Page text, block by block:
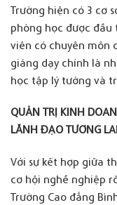
Trường hiện có 3 cơ
phòng học được
viên có chuyên môn
giảng dạy chính là
học tập lý tưởng và
QUẢN TRỊ KINH
LÃNH ĐẠO TƯƠNG
Với sự kết hợp giữa
cơ hội nghề nghiệp
Trường Cao đẳng